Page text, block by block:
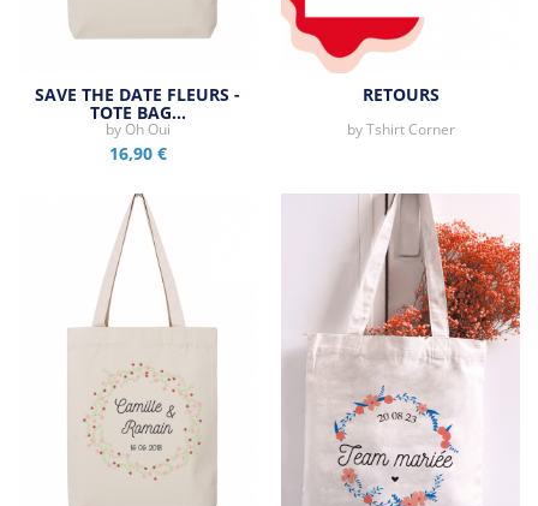
SAVE THE DATE FLEURS -
TOTE BAG…
by Oh Oui
16,90 €
RETOURS
byTshirt Corner